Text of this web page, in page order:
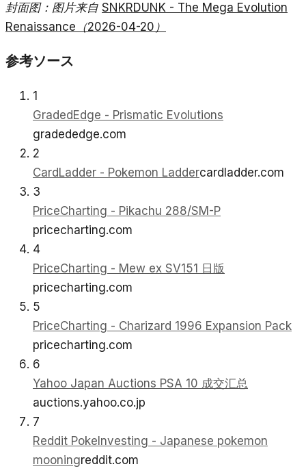
封面图：图片来自 SNKRDUNK - The Mega Evolution
Renaissance（2026-04-20）
参考ソース
1
GradedEdge - Prismatic Evolutions
gradededge.com
2
CardLadder - Pokemon Laddercardladder.com
3
PriceCharting - Pikachu 288/SM-P
pricecharting.com
4
PriceCharting - Mew ex SV151 日版
pricecharting.com
5
PriceCharting - Charizard 1996 Expansion Pack
pricecharting.com
6
Yahoo Japan Auctions PSA 10 成交汇总
auctions.yahoo.co.jp
7
Reddit PokeInvesting - Japanese pokemon
mooningreddit.com